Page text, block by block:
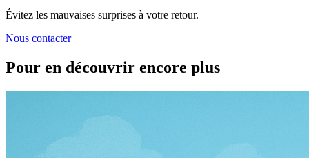
Évitez les mauvaises surprises à votre retour.
Nous contacter
Pour en découvrir encore plus